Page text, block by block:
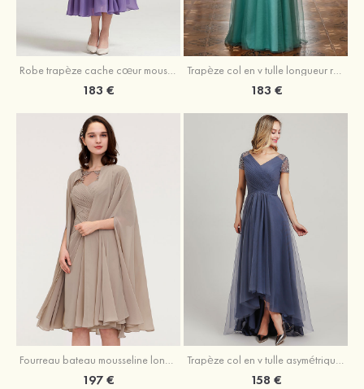
Robe trapèze cache cœur mousseline longueur mollet robe de mère de la mariée avec plissé veste
183 €
Trapèze col en v tulle longueur ras du sol robe de mère de la mariée avec perles paillettes
183 €
Fourreau bateau mousseline longueur genou robe de mère de la mariée avec appliqué plissé veste
197 €
Trapèze col en v tulle asymétrique robe de mère de la mariée
158 €